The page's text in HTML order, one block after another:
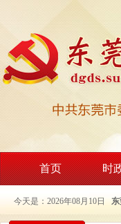
首页 时
今天是：2026年08月10日